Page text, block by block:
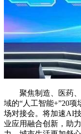
聚焦制造、医药、
域的“人工智能+”20
场对接会。将加速AI
业应用融合创新，助